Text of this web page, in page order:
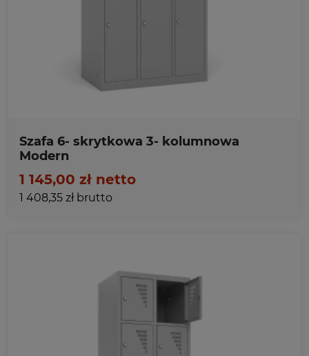
Szafa 6- skrytkowa 3- kolumnowa
Modern
1 145,00 zł netto
1 408,35 zł brutto